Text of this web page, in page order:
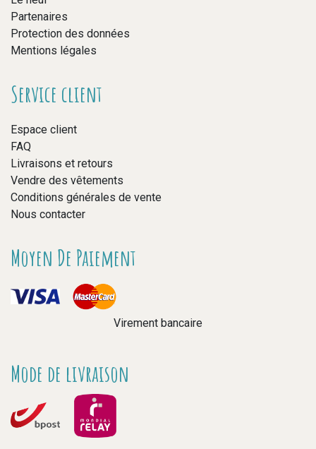
Partenaires
Protection des données
Mentions légales
Service client
Espace client
FAQ
Livraisons et retours
Vendre des vêtements
Conditions générales de vente
Nous contacter
Moyen De Paiement
Virement bancaire
Mode de livraison